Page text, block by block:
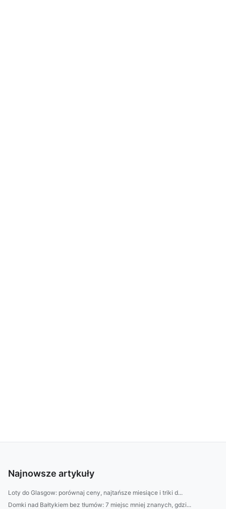
Najnowsze artykuły
Loty do Glasgow: porównaj ceny, najtańsze miesiące i triki d...
Domki nad Bałtykiem bez tłumów: 7 miejsc mniej znanych, gdzi...